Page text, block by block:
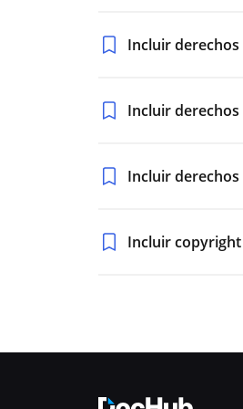
Incluir
Incluir
Incluir
Incluir copyright